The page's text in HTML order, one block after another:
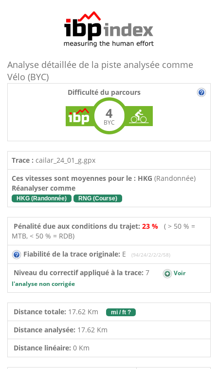
Analyse détaillée de la piste analysée comme
Vélo (BYC)
Difficulté du parcours
4
BYC
Trace : cailar_24_01_g.gpx
Ces vitesses sont moyennes pour le : HKG (Randonnée)
Réanalyser comme
HKG (Randonnée) RNG (Course)
Pénalité due aux conditions du trajet: 23 % ( > 50 % =
MTB, < 50 % = RDB)
Fiabilité de la trace originale: E (94/24/2/2/2/58)
Niveau du correctif appliqué à la trace: 7
Voir
l'analyse non corrigée
Distance totale: 17.62 Km mi / ft ?
Distance analysée: 17.62 Km
Distance linéaire: 0 Km